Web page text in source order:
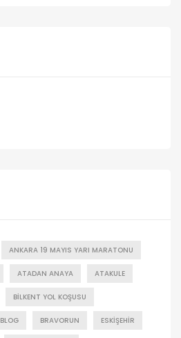
ANKARA 19 MAYIS YARI MARATONU
ATADAN ANAYA ATAKULE
BILKENT YOL KOŞUSU
BLOG BRAVORUN ESKIŞEHIR